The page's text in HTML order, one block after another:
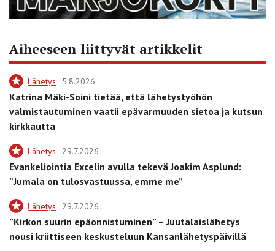
Aiheeseen liittyvät artikkelit
Lähetys 5.8.2026
Katrina Mäki-Soini tietää, että lähetystyöhön
valmistautuminen vaatii epävarmuuden sietoa ja kutsun
kirkkautta
Lähetys 29.7.2026
Evankeliointia Excelin avulla tekevä Joakim Asplund:
”Jumala on tulosvastuussa, emme me”
Lähetys 29.7.2026
”Kirkon suurin epäonnistuminen” – Juutalaislähetys
nousi kriittiseen keskusteluun Kansanlähetyspäivillä